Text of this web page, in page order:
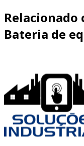
impactam
operações. entre
equipamentos
elétricas.
redução de
útil,
baterias que
frequência.
Relacionado
Bateria de